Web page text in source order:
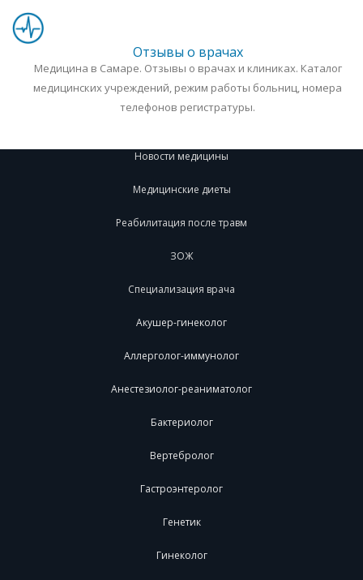
Отзывы о врачах
Медицина в Самаре. Отзывы о врачах и клиниках. Каталог
медицинских учреждений, режим работы больниц, номера
телефонов регистратуры.
Новости медицины
Медицинские диеты
Реабилитация после травм
ЗОЖ
Специализация врача
Акушер-гинеколог
Аллерголог-иммунолог
Анестезиолог-реаниматолог
Бактериолог
Вертебролог
Гастроэнтеролог
Генетик
Гинеколог